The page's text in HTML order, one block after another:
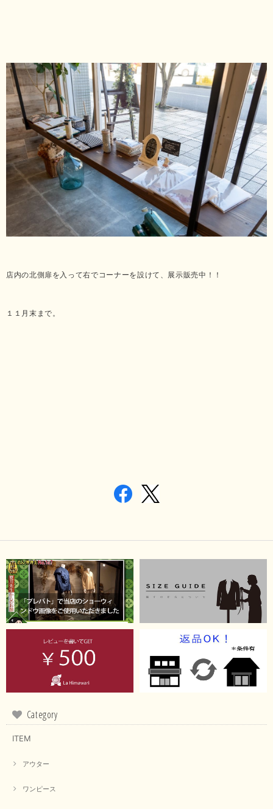
店内の北側扉を入って右でコーナーを設けて、展示販売中！！
１１月末まで。
Category
ITEM
アウター
ワンピース